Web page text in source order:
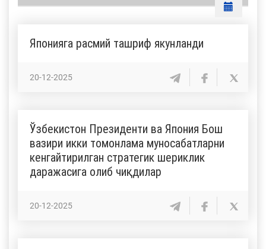
Японияга расмий ташриф якунланди
20-12-2025
Ўзбекистон Президенти ва Япония Бош
вазири икки томонлама муносабатларни
кенгайтирилган стратегик шериклик
даражасига олиб чиқдилар
20-12-2025